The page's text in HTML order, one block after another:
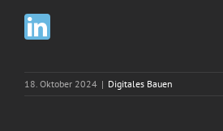
18. Oktober 2024 | Digitales Bauen